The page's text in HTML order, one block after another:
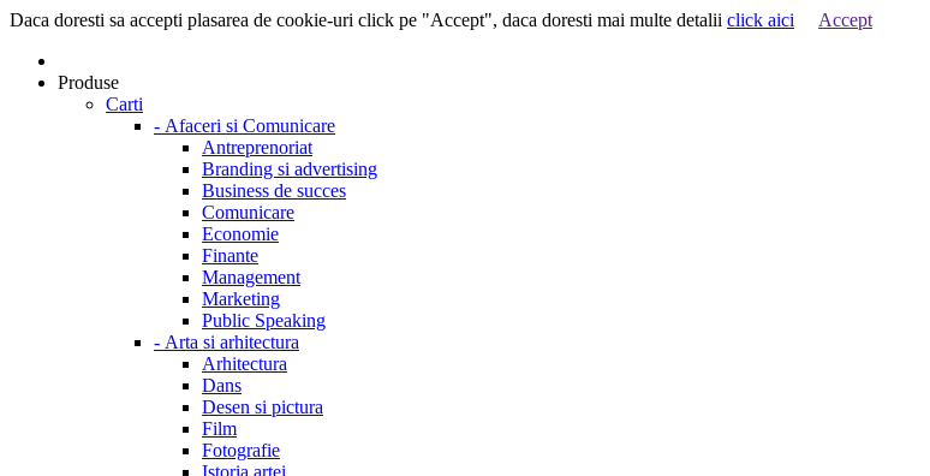
Daca doresti sa accepti plasarea de cookie-uri click pe "Accept", daca doresti mai multe detalii click aici Accept
Produse
Carti
- Afaceri si Comunicare
Antreprenoriat
Branding si advertising
Business de succes
Comunicare
Economie
Finante
Management
Marketing
Public Speaking
- Arta si arhitectura
Arhitectura
Dans
Desen si pictura
Film
Fotografie
Istoria artei